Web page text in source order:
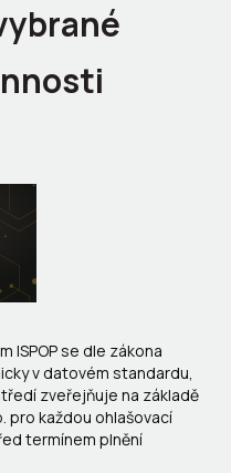
ISPOP se dle zákona
v datovém standardu,
zveřejňuje na základě
pro každou ohlašovací
termínem plnění